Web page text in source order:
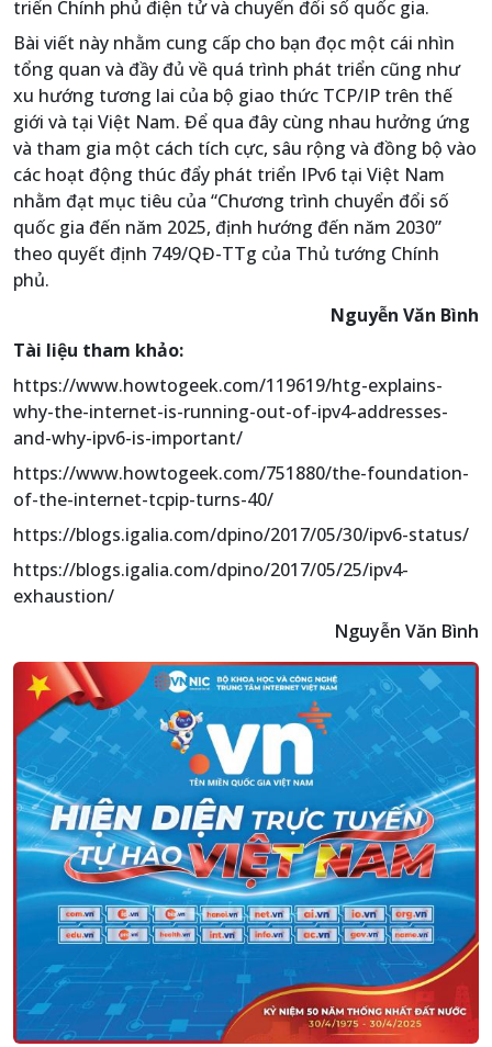
triển Chính phủ điện tử và chuyển đổi số quốc gia.
Bài viết này nhằm cung cấp cho bạn đọc một cái nhìn
tổng quan và đầy đủ về quá trình phát triển cũng như
xu hướng tương lai của bộ giao thức TCP/IP trên thế
giới và tại Việt Nam. Để qua đây cùng nhau hưởng ứng
và tham gia một cách tích cực, sâu rộng và đồng bộ vào
các hoạt động thúc đẩy phát triển IPv6 tại Việt Nam
nhằm đạt mục tiêu của “Chương trình chuyển đổi số
quốc gia đến năm 2025, định hướng đến năm 2030”
theo quyết định 749/QĐ-TTg của Thủ tướng Chính
phủ.
Nguyễn Văn Bình
Tài liệu tham khảo:
https://www.howtogeek.com/119619/htg-explains-
why-the-internet-is-running-out-of-ipv4-addresses-
and-why-ipv6-is-important/
https://www.howtogeek.com/751880/the-foundation-
of-the-internet-tcpip-turns-40/
https://blogs.igalia.com/dpino/2017/05/30/ipv6-status/
https://blogs.igalia.com/dpino/2017/05/25/ipv4-
exhaustion/
Nguyễn Văn Bình